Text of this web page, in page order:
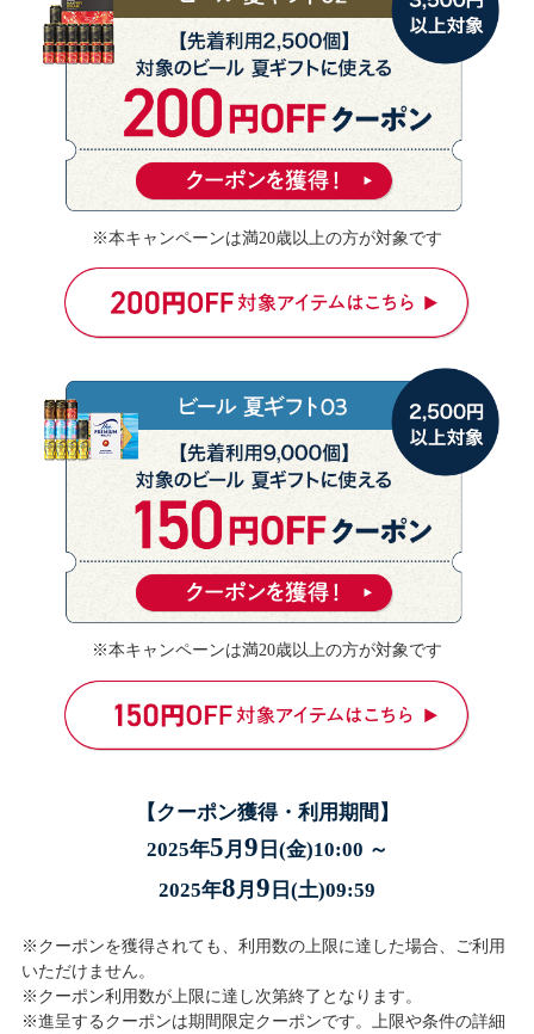
※本キャンペーンは満20歳以上の方が対象です
※本キャンペーンは満20歳以上の方が対象です
【クーポン獲得・利用期間】
2025年5月 9 日(金)10:00 ～
2025年8月 9 日(土)09:59
※クーポンを獲得されても、利用数の上限に達した場合、ご利用
いただけません。
※クーポン利用数が上限に達し次第終了となります。
※進呈するクーポンは期間限定クーポンです。上限や条件の詳細